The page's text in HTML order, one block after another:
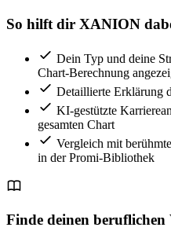
So hilft dir XANION
Dein Typ und deine
Chart-Berechnung
Detaillierte Erklärung
KI-gestützte
gesamten Chart
Vergleich mit
in der Promi-Bibliothek
Finde deinen beruflichen